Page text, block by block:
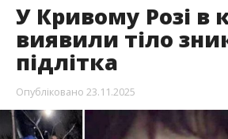
У Кривому Розі в
виявили тіло
підлітка
Опубліковано 23.11.2025